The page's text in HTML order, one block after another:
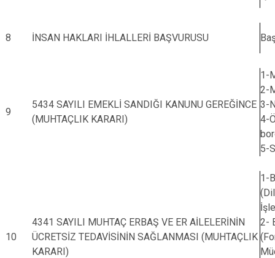
8 İNSAN HAKLARI İHLALLERİ BAŞVURUSU
9
5434 SAYILI EMEKLİ SANDIĞI KANUNU GEREĞİNCE
(MUHTAÇLIK KARARI)
1-
2-
3-
4-
5-
10
4341 SAYILI MUHTAÇ ERBAŞ VE ER AİLELERİNİN
ÜCRETSİZ TEDAVİSİNİN SAĞLANMASI (MUHTAÇLIK
KARARI)
1-
2-